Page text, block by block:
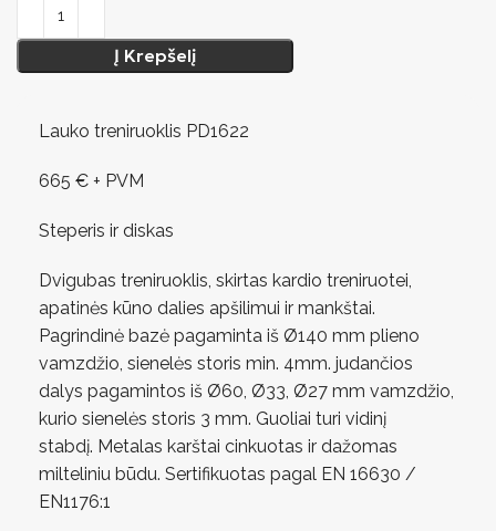
Į Krepšelį
Lauko treniruoklis PD1622
665 € + PVM
Steperis ir diskas
Dvigubas treniruoklis, skirtas kardio treniruotei,
apatinės kūno dalies apšilimui ir mankštai.
Pagrindinė bazė pagaminta iš Ø140 mm plieno
vamzdžio, sienelės storis min. 4mm. judančios
dalys pagamintos iš Ø60, Ø33, Ø27 mm vamzdžio,
kurio sienelės storis 3 mm. Guoliai turi vidinį
stabdį. Metalas karštai cinkuotas ir dažomas
milteliniu būdu. Sertifikuotas pagal EN 16630 /
EN1176:1